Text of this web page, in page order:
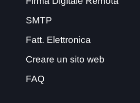
SMTP
Fatt. Elettronica
Creare un sito web
FAQ